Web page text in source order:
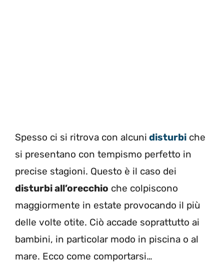
Spesso ci si ritrova con alcuni disturbi che
si presentano con tempismo perfetto in
precise stagioni. Questo è il caso dei
disturbi all’orecchio che colpiscono
maggiormente in estate provocando il più
delle volte otite. Ciò accade soprattutto ai
bambini, in particolar modo in piscina o al
mare. Ecco come comportarsi…